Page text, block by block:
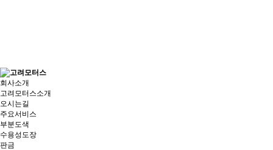
회사소개
고려모터스소개
오시는길
주요서비스
부분도색
수용성도장
판금